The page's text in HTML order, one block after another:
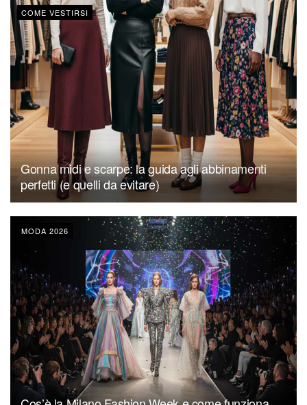
COME VESTIRSI
Gonna midi e scarpe: la guida agli abbinamenti
perfetti (e quelli da evitare)
MODA 2026